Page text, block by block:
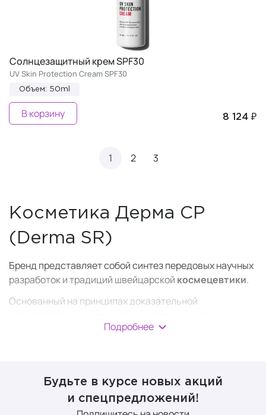
Солнцезащитный крем SPF30
UV Skin Protection Cream SPF30
Объем: 50ml
8 124 ₽
В корзину
1 2 3
Косметика Дерма СР
(Derma SR)
Бренд представляет собой синтез передовых научных
разработок и традиций швейцарской космецевтики.
Основанный на принципах доказательной
высокоэффективных средств для коррекции широкого
сегментепрофессиональной косметикиблагодаря
строгому контролю качества и инновационным
подходам к решению таких проблем,
Подробнее
Будьте в курсе новых акций
и спецпредложений!